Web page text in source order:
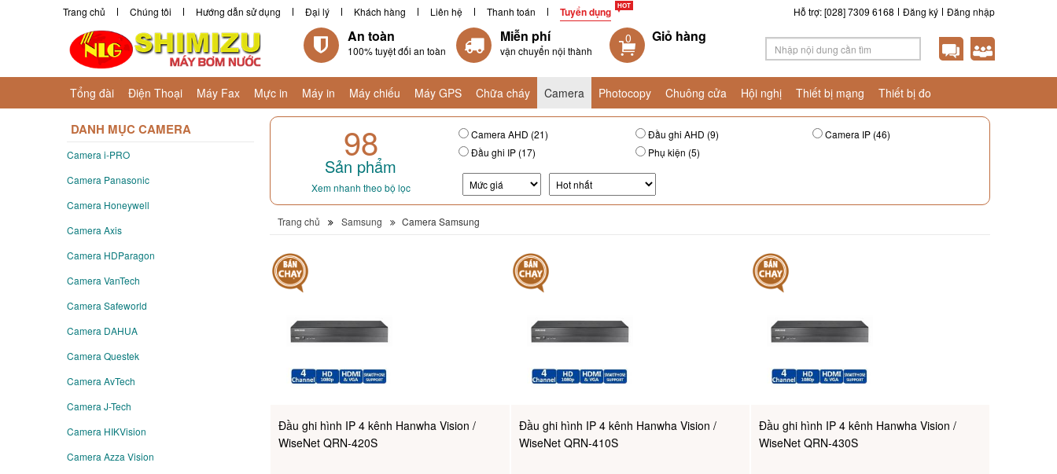
Trang chủ Chúng tôi Hướng dẫn sử dụng Đại lý Khách hàng Liên hệ Thanh toán Tuyển dụng Đăng nhập
Đăng ký
Hỗ trợ: [028] 7309 6168
An toàn
100% tuyệt đối an toàn
Miễn phí
vận chuyển nội thành
0 Giỏ hàng
Tổng đài Điện Thoại Máy Fax Mực in Máy in Máy chiếu Máy GPS Chữa cháy Camera Photocopy Chuông cửa Hội nghị Thiết bị mạng Thiết bị đo
DANH MỤC CAMERA
Camera i-PRO
Camera Panasonic
Camera Honeywell
Camera Axis
Camera HDParagon
Camera VanTech
Camera Safeworld
Camera DAHUA
Camera Questek
Camera AvTech
Camera J-Tech
Camera HIKVision
Camera Azza Vision
98
Sản phẩm
Xem nhanh theo bộ lọc
Camera AHD (21) Đầu ghi AHD (9)
Camera IP (46)
Đầu ghi IP (17)
Phụ kiện (5)
Trang chủ Samsung Camera Samsung
Đầu ghi hình IP 4 kênh Hanwha Vision /
WiseNet QRN-420S
Đầu ghi hình IP 4 kênh Hanwha Vision /
WiseNet QRN-410S
Đầu ghi hình IP 4 kênh Hanwha Vision /
WiseNet QRN-430S